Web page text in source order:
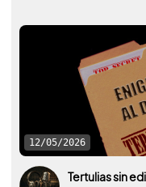
12/05/2026